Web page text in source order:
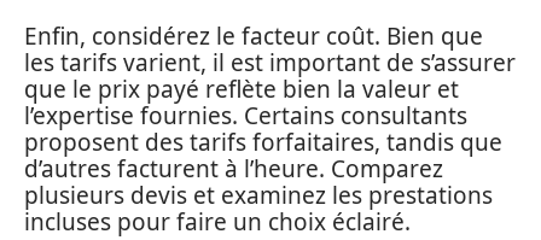
Enfin, considérez le facteur coût. Bien que
les tarifs varient, il est important de s’assurer
que le prix payé reflète bien la valeur et
l’expertise fournies. Certains consultants
proposent des tarifs forfaitaires, tandis que
d’autres facturent à l’heure. Comparez
plusieurs devis et examinez les prestations
incluses pour faire un choix éclairé.